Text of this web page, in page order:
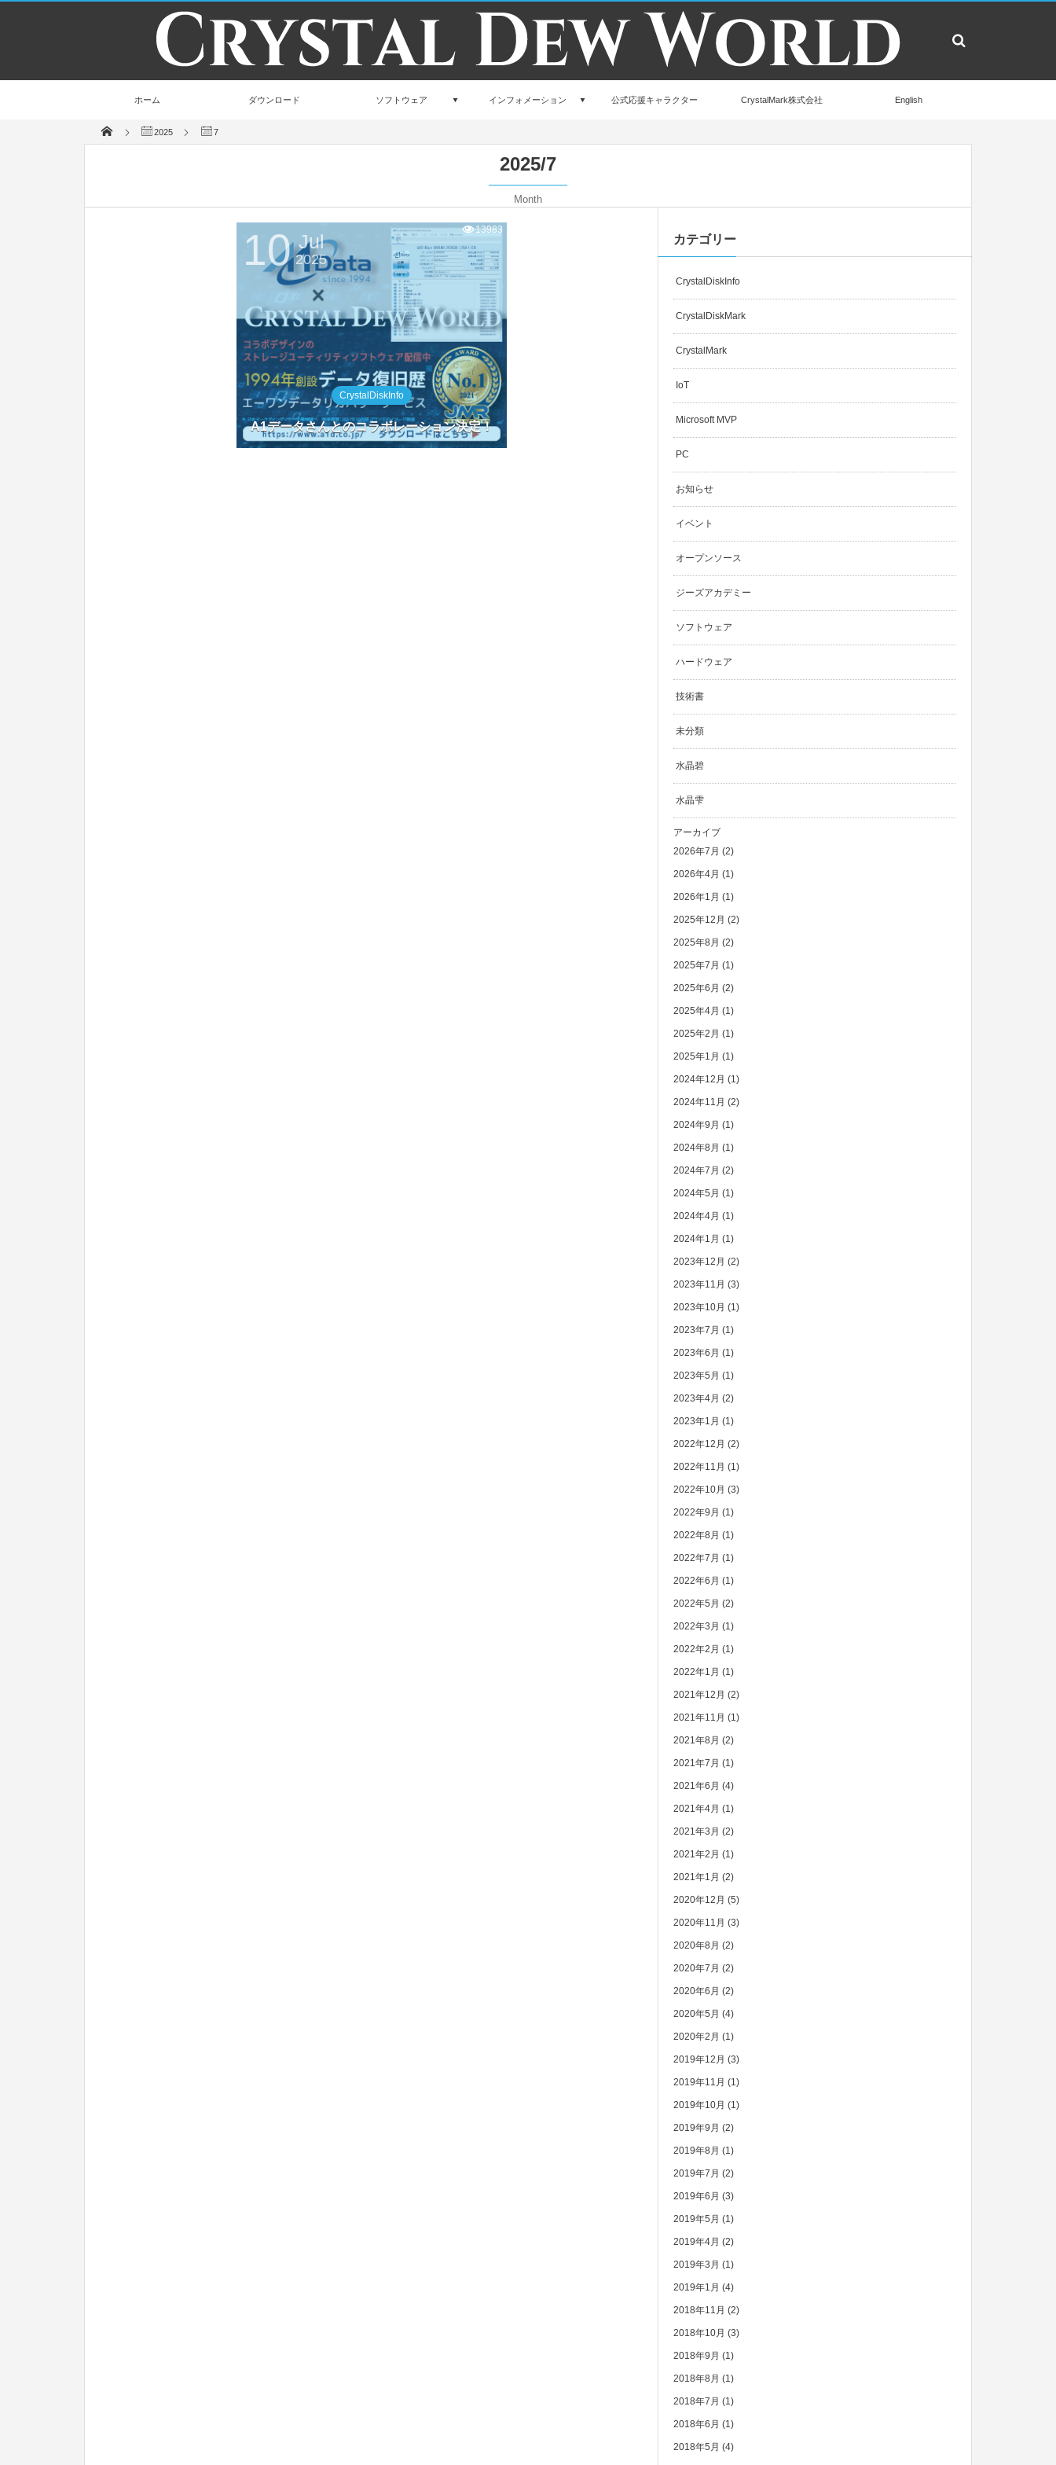
ホーム ダウンロード ソフトウェア インフォメーション 公式応援キャラクター CrystalMark株式会社 English
2025 7
2025/7
Month
CrystalDiskInfo
A1データさんとのコラボレーション決定！
10 Jul
2025
13983
カテゴリー
CrystalDiskInfo
CrystalDiskMark
CrystalMark
IoT
Microsoft MVP
PC
お知らせ
イベント
オープンソース
ジーズアカデミー
ソフトウェア
ハードウェア
技術書
未分類
水晶碧
水晶雫
アーカイブ
2026年7月 (2)
2026年4月 (1)
2026年1月 (1)
2025年12月 (2)
2025年8月 (2)
2025年7月 (1)
2025年6月 (2)
2025年4月 (1)
2025年2月 (1)
2025年1月 (1)
2024年12月 (1)
2024年11月 (2)
2024年9月 (1)
2024年8月 (1)
2024年7月 (2)
2024年5月 (1)
2024年4月 (1)
2024年1月 (1)
2023年12月 (2)
2023年11月 (3)
2023年10月 (1)
2023年7月 (1)
2023年6月 (1)
2023年5月 (1)
2023年4月 (2)
2023年1月 (1)
2022年12月 (2)
2022年11月 (1)
2022年10月 (3)
2022年9月 (1)
2022年8月 (1)
2022年7月 (1)
2022年6月 (1)
2022年5月 (2)
2022年3月 (1)
2022年2月 (1)
2022年1月 (1)
2021年12月 (2)
2021年11月 (1)
2021年8月 (2)
2021年7月 (1)
2021年6月 (4)
2021年4月 (1)
2021年3月 (2)
2021年2月 (1)
2021年1月 (2)
2020年12月 (5)
2020年11月 (3)
2020年8月 (2)
2020年7月 (2)
2020年6月 (2)
2020年5月 (4)
2020年2月 (1)
2019年12月 (3)
2019年11月 (1)
2019年10月 (1)
2019年9月 (2)
2019年8月 (1)
2019年7月 (2)
2019年6月 (3)
2019年5月 (1)
2019年4月 (2)
2019年3月 (1)
2019年1月 (4)
2018年11月 (2)
2018年10月 (3)
2018年9月 (1)
2018年8月 (1)
2018年7月 (1)
2018年6月 (1)
2018年5月 (4)